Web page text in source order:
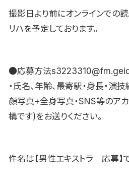
撮影日より前にオンラインでの
リハを予定しております。
●応募方法
・氏名、年齢、最寄駅・身長・演
顔写真+全身写真・SNS等のア
構です)をお送りください。
件名は【男性エキストラ 応募】